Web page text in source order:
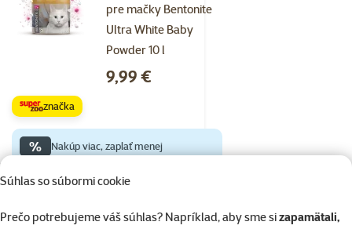
Súhlas so súbormi cookie
Prečo potrebujeme váš súhlas? Napríklad, aby sme sizapamätali,
pre mačky Bentonite
Ultra White Baby
Powder 10 l
Cena
9,99 €
značka
% Nakúp viac, zaplať menej